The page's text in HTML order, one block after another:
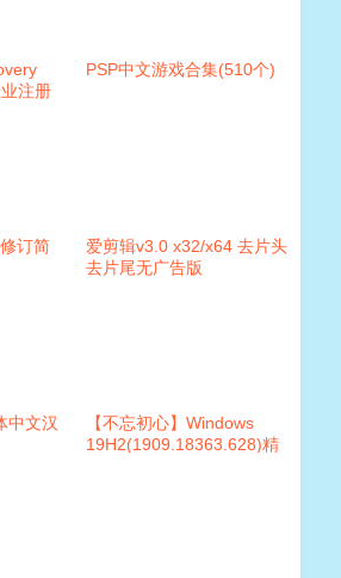
注册
PSP中文游戏合集(510个)
订简
爱剪辑v3.0 x32/x64 去片头
去片尾无广告版
中文汉
【不忘初心】Windows
19H2(1909.18363.628)精